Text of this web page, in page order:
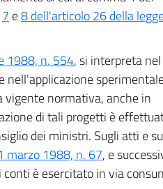
7 e8 dell'articolo 26 della
1988, n. 554, si interpreta nel
nell'applicazione
vigente normativa, anche in
di tali progetti è
dei ministri. Sugli atti e
marzo 1988, n. 67, e
è esercitato in via